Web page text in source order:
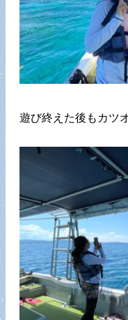
遊び終えた後もカツ